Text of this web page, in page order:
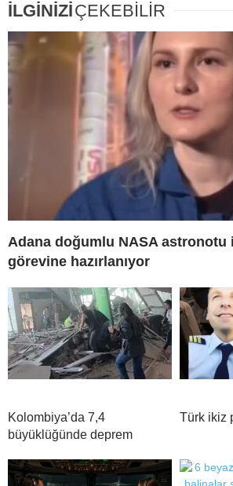
İLGİNİZİÇEKEBİLİR
Adana doğumlu NASA astronotu
görevine hazırlanıyor
Kolombiya’da 7,4
büyüklüğünde deprem
Türk ikiz